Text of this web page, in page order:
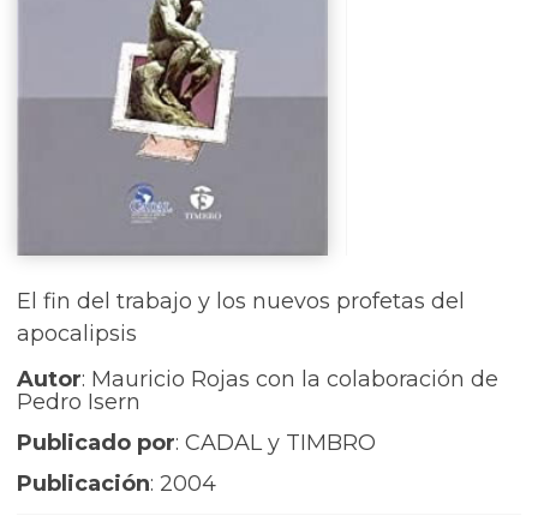
El fin del trabajo y los nuevos profetas del
apocalipsis
Autor: Mauricio Rojas con la colaboración de
Pedro Isern
Publicado por: CADAL y TIMBRO
Publicación: 2004